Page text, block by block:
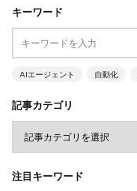
キーワード
AIエージェント 自動化
記事カテゴリ
注目キーワード